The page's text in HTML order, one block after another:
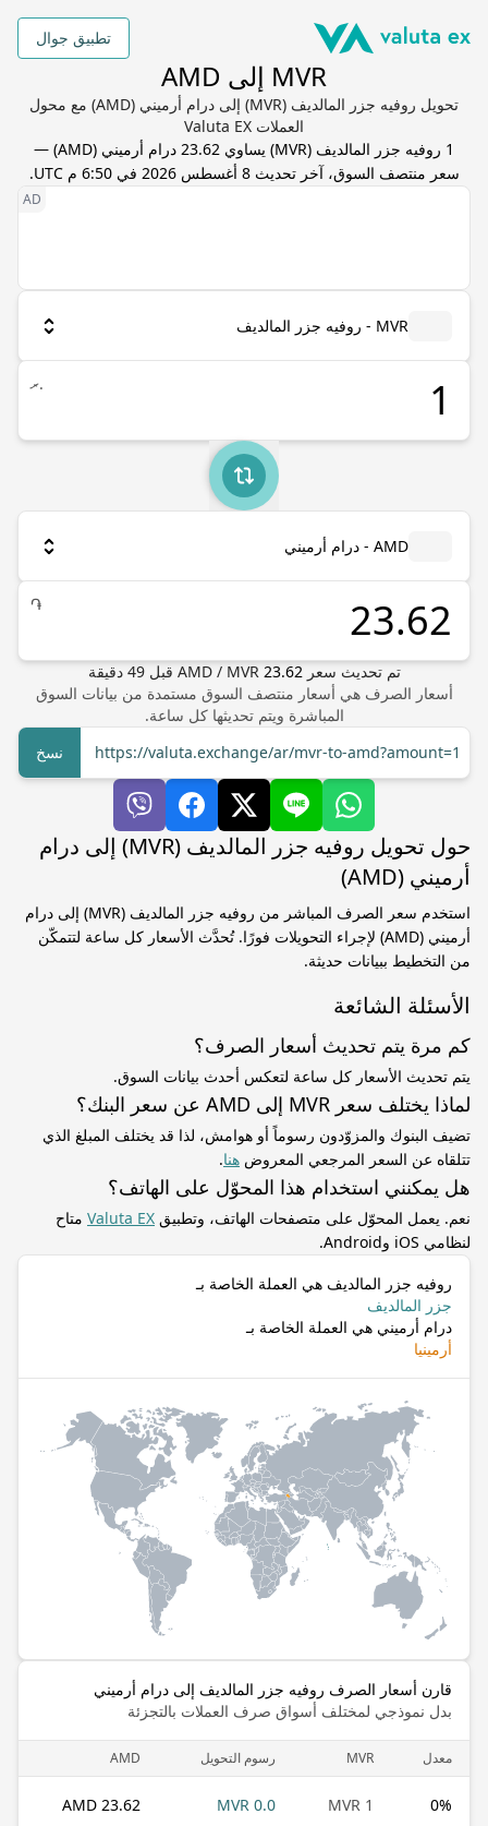
تطبيق جوال
MVR إلى AMD
تحويل روفيه جزر المالديف (MVR) إلى درام أرميني (AMD) مع محول
العملات Valuta EX
1 روفيه جزر المالديف (
MVR) يساوي 23.62 درام أرميني (
AMD
) —
سعر منتصف السوق، آخر تحديث8 أغسطس 2026 في 6:50 م UTC .
MVR - روفيه جزر المالديف
.ރ
AMD - درام أرميني
֏
تم تحديث سعر AMD/ MVR 23.62 قبل49 دقيقة
أسعار الصرف هي أسعار منتصف السوق مستمدة من بيانات السوق
المباشرة ويتم تحديثها كل ساعة.
https://valuta.exchange/ar/mvr-to-amd?amount=1
نسخ
حول تحويل روفيه جزر المالديف (MVR) إلى درام
أرميني (AMD)
استخدم سعر الصرف المباشر من روفيه جزر المالديف (MVR) إلى درام
أرميني (AMD) لإجراء التحويلات فورًا. تُحدَّث الأسعار كل ساعة لتتمكّن
من التخطيط ببيانات حديثة.
الأسئلة الشائعة
كم مرة يتم تحديث أسعار الصرف؟
يتم تحديث الأسعار كل ساعة لتعكس أحدث بيانات السوق.
لماذا يختلف سعر MVR إلى AMD عن سعر البنك؟
تضيف البنوك والمزوّدون رسوماً أو هوامش، لذا قد يختلف المبلغ الذي
تتلقاه عن السعر المرجعي المعروض هنا.
هل يمكنني استخدام هذا المحوّل على الهاتف؟
نعم. يعمل المحوّل على متصفحات الهاتف، وتطبيق Valuta EX متاح
لنظامي iOS وAndroid.
روفيه جزر المالديف هي العملة الخاصة بـ
جزر المالديف
درام أرميني هي العملة الخاصة بـ
أرمينيا
قارن أسعار الصرف روفيه جزر المالديف إلى درام أرميني
بدل نموذجي لمختلف أسواق صرف العملات بالتجزئة
معدل MVR رسوم التحويل AMD
0%
1 MVR
0.0 MVR
23.62 AMD